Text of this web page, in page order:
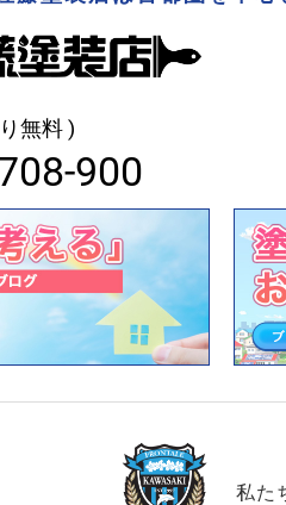
無料 )
900
私た